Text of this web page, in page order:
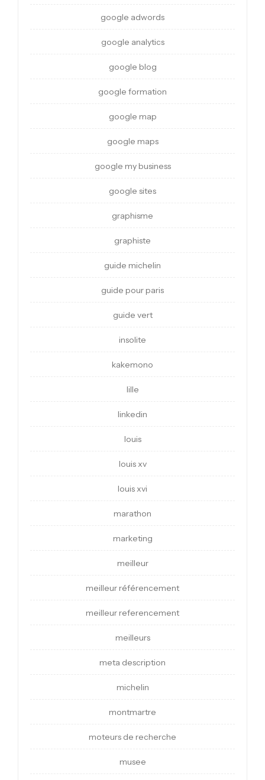
google adwords
google analytics
google blog
google formation
google map
google maps
google my business
google sites
graphisme
graphiste
guide michelin
guide pour paris
guide vert
insolite
kakemono
lille
linkedin
louis
louis xv
louis xvi
marathon
marketing
meilleur
meilleur référencement
meilleur referencement
meilleurs
meta description
michelin
montmartre
moteurs de recherche
musee